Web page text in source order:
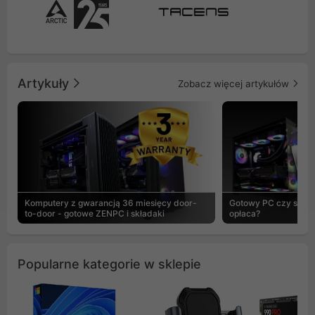
Artykuły Zobacz więcej artykułów
Komputery z gwarancją 36 miesięcy door-
to-door - gotowe ZENPC i składaki
Gotowy PC czy
opłaca?
Popularne kategorie w sklepie